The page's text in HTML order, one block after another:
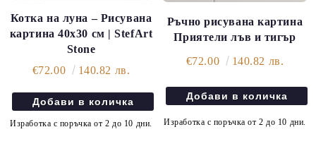
Котка на луна – Рисувана
картина 40х30 см | StefArt
Stone
€72.00
140.82 лв.
Изработка с поръчка от 2 до 10 дни.
Ръчно рисувана картина
Приятели лъв и тигър
€72.00 140.82 лв.
Изработка с поръчка от 2 до 10 дни.